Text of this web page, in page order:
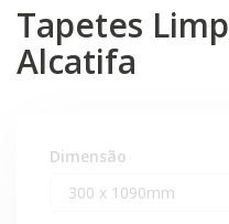
Tapetes
Alcatifa
Dimensão